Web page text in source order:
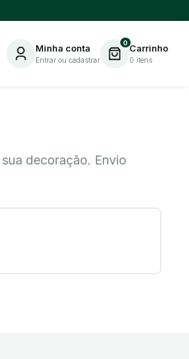
Minha conta
Entrar ou cadastrar
0 Carrinho
0 itens
decoração. Envio